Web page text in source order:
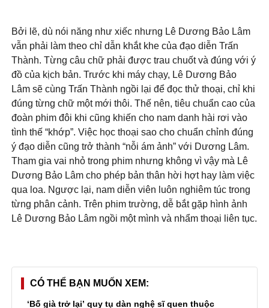
Bởi lẽ, dù nói năng như xiếc nhưng Lê Dương Bảo Lâm
vẫn phải làm theo chỉ dẫn khắt khe của đạo diễn Trấn
Thành. Từng câu chữ phải được trau chuốt và đúng với ý
đồ của kịch bản. Trước khi máy chạy, Lê Dương Bảo
Lâm sẽ cùng Trấn Thành ngồi lại để đọc thử thoại, chỉ khi
đúng từng chữ một mới thôi. Thế nên, tiêu chuẩn cao của
đoàn phim đôi khi cũng khiến cho nam danh hài rơi vào
tình thế “khớp”. Việc học thoại sao cho chuẩn chỉnh đúng
ý đạo diễn cũng trở thành “nỗi ám ảnh” với Dương Lâm.
Tham gia vai nhỏ trong phim nhưng không vì vậy mà Lê
Dương Bảo Lâm cho phép bản thân hời hợt hay làm việc
qua loa. Ngược lại, nam diễn viên luôn nghiêm túc trong
từng phân cảnh. Trên phim trường, dễ bắt gặp hình ảnh
Lê Dương Bảo Lâm ngồi một mình và nhẩm thoại liên tục.
CÓ THỂ BẠN MUỐN XEM
‘Bố già trở lại’ quy tụ dàn nghệ sĩ quen thuộc